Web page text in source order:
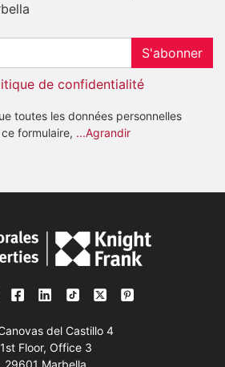
S'abonner
de confidentialité
toutes les données personnelles
formulaire, ...Agrandir
del Castillo 4
1st Floor, Office 3
29601 Marbella